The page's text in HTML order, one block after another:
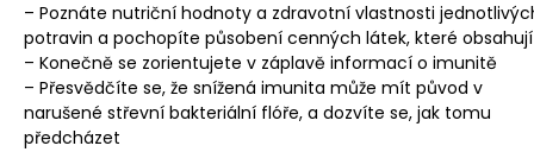
– Poznáte nutriční hodnoty a zdravotní vlastnosti
potravin a pochopíte působení cenných látek, které obsahují
– Konečně se zorientujete v záplavě informací o imunitě
– Přesvědčíte se, že snížená imunita může mít původ v
narušené střevní bakteriální flóře, a dozvíte se, jak tomu
předcházet